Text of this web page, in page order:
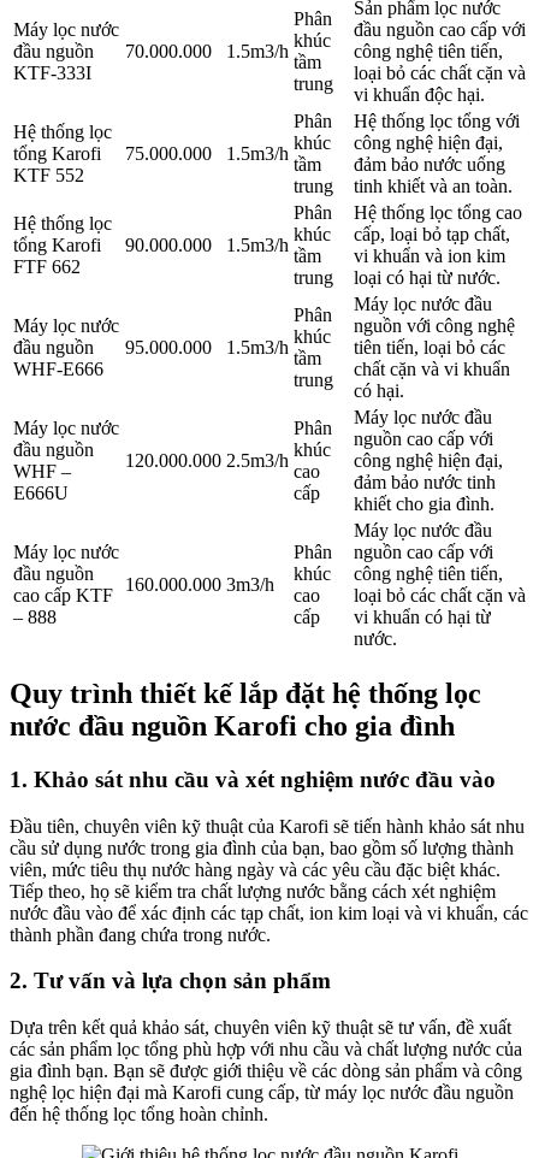
Máy lọc nước
đầu nguồn
KTF-333I
70.000.000 1.5m3/h
Phân
khúc
tầm
trung
Sản phẩm lọc nước
đầu nguồn cao cấp với
công nghệ tiên tiến,
loại bỏ các chất cặn và
vi khuẩn độc hại.
Hệ thống lọc
tổng Karofi
KTF 552
75.000.000 1.5m3/h
Phân
khúc
tầm
trung
Hệ thống lọc tổng với
công nghệ hiện đại,
đảm bảo nước uống
tinh khiết và an toàn.
Hệ thống lọc
tổng Karofi
FTF 662
90.000.000 1.5m3/h
Phân
khúc
tầm
trung
Hệ thống lọc tổng cao
cấp, loại bỏ tạp chất,
vi khuẩn và ion kim
loại có hại từ nước.
Máy lọc nước
đầu nguồn
WHF-E666
95.000.000 1.5m3/h
Phân
khúc
tầm
trung
Máy lọc nước đầu
nguồn với công nghệ
tiên tiến, loại bỏ các
chất cặn và vi khuẩn
có hại.
Máy lọc nước
đầu nguồn
WHF –
E666U
120.000.000 2.5m3/h
Phân
khúc
cao
cấp
Máy lọc nước đầu
nguồn cao cấp với
công nghệ hiện đại,
đảm bảo nước tinh
khiết cho gia đình.
Máy lọc nước
đầu nguồn
cao cấp KTF
– 888
160.000.000 3m3/h
Phân
khúc
cao
cấp
Máy lọc nước đầu
nguồn cao cấp với
công nghệ tiên tiến,
loại bỏ các chất cặn và
vi khuẩn có hại từ
nước.
Quy trình thiết kế lắp đặt hệ thống lọc
nước đầu nguồn Karofi cho gia đình
1. Khảo sát nhu cầu và xét nghiệm nước đầu vào
Đầu tiên, chuyên viên kỹ thuật của Karofi sẽ tiến hành khảo sát nhu
cầu sử dụng nước trong gia đình của bạn, bao gồm số lượng thành
viên, mức tiêu thụ nước hàng ngày và các yêu cầu đặc biệt khác.
Tiếp theo, họ sẽ kiểm tra chất lượng nước bằng cách xét nghiệm
nước đầu vào để xác định các tạp chất, ion kim loại và vi khuẩn, các
thành phần đang chứa trong nước.
2. Tư vấn và lựa chọn sản phẩm
Dựa trên kết quả khảo sát, chuyên viên kỹ thuật sẽ tư vấn, đề xuất
các sản phẩm lọc tổng phù hợp với nhu cầu và chất lượng nước của
gia đình bạn. Bạn sẽ được giới thiệu về các dòng sản phẩm và công
nghệ lọc hiện đại mà Karofi cung cấp, từ máy lọc nước đầu nguồn
đến hệ thống lọc tổng hoàn chỉnh.